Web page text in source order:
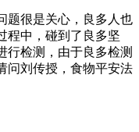
很是关心，良多人也
程中，碰到了良多坚
行检测，由于良多检测
问刘传授，食物平安法